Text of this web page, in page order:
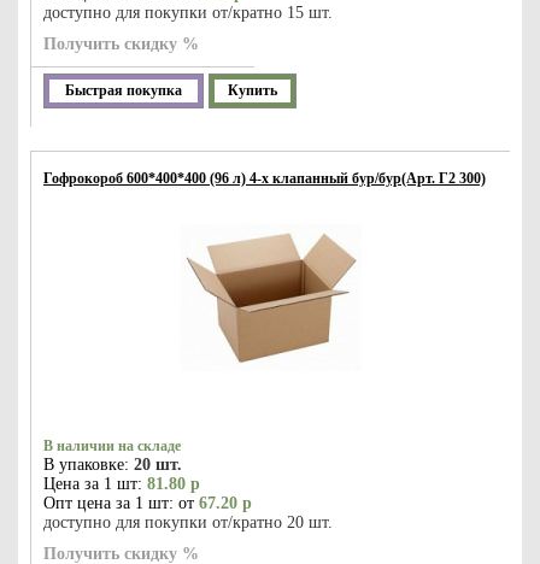
доступно для покупки от/кратно 15 шт.
Получить скидку %
Быстрая покупка Купить
Гофрокороб 600*400*400 (96 л) 4-х клапанный бур/бур(Арт. Г2 300)
В наличии на складе
В упаковке: 20 шт.
Цена за 1 шт: 81.80 р
Опт цена за 1 шт: от 67.20 р
доступно для покупки от/кратно 20 шт.
Получить скидку %